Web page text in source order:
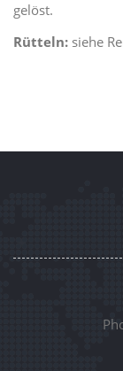
gelöst.
Rütteln: siehe